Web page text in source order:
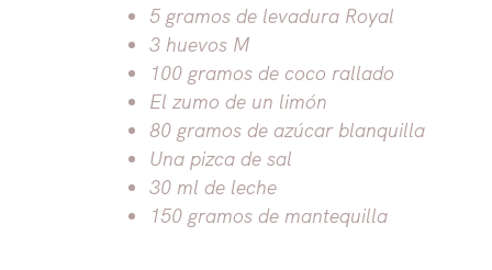
5 gramos de levadura Royal
3 huevos M
100 gramos de coco rallado
El zumo de un limón
80 gramos de azúcar blanquilla
Una pizca de sal
30 ml de leche
150 gramos de mantequilla